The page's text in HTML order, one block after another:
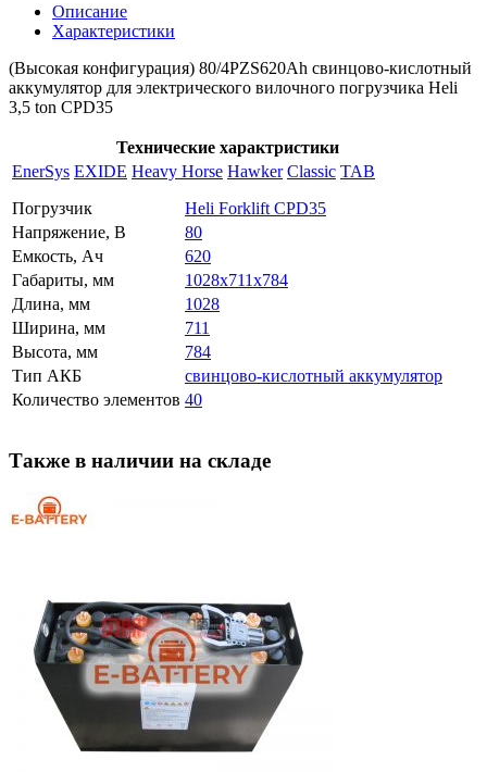
Описание
Характеристики
(Высокая конфигурация) 80/4PZS620Ah свинцово-кислотный
аккумулятор для электрического вилочного погрузчика Heli
3,5 ton CPD35
Технические характристики
EnerSys EXIDE Heavy Horse Hawker Classic TAB
Погрузчик
Heli Forklift CPD35
Напряжение, В
80
Емкость, Ач
620
Габариты, мм
1028x711x784
Длина, мм
1028
Ширина, мм
711
Высота, мм
784
Тип АКБ
свинцово-кислотный аккумулятор
Количество элементов 40
Также в наличии на складе